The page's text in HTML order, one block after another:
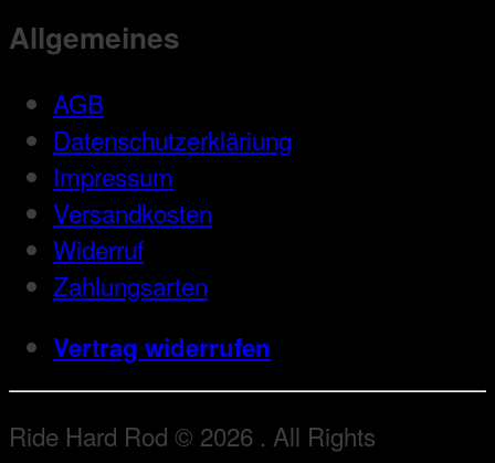
Allgemeines
AGB
Datenschutzerkläriung
Impressum
Versandkosten
Widerruf
Zahlungsarten
Vertrag widerrufen
Ride Hard Rod © 2026 . All Rights